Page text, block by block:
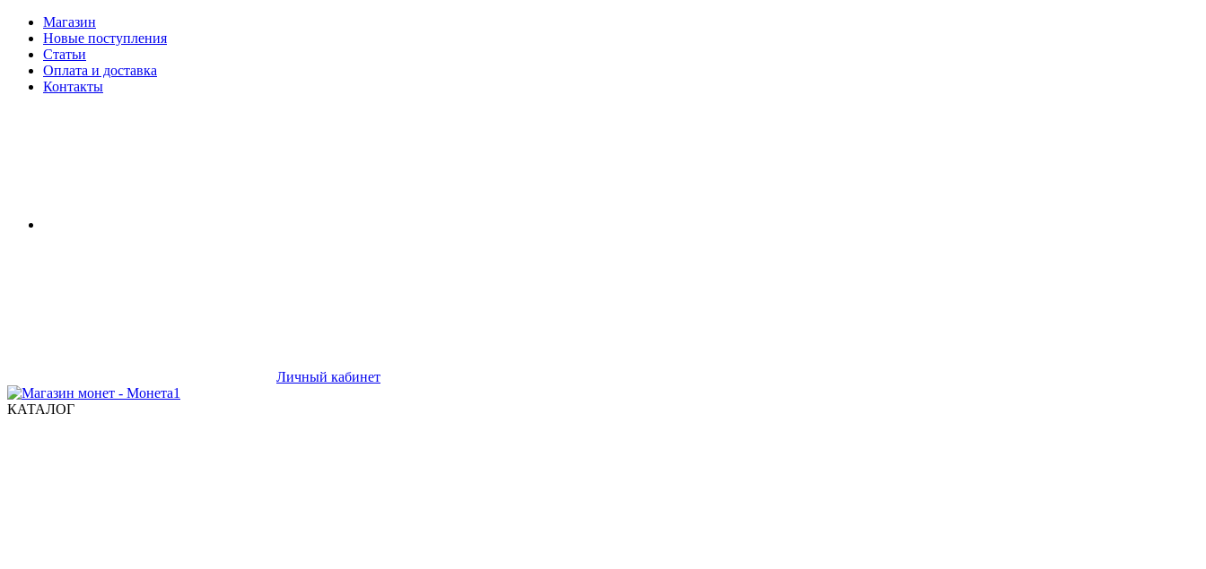
Магазин
Новые поступления
Статьи
Оплата и доставка
Контакты
Личный кабинет
КАТАЛОГ